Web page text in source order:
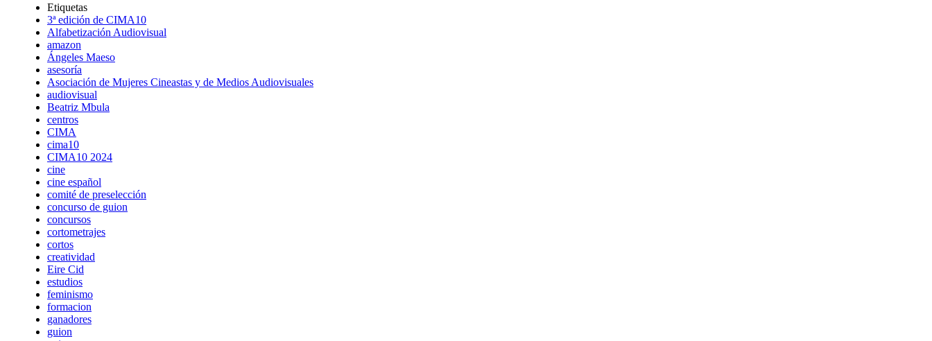
Etiquetas
3ª edición de CIMA10
Alfabetización Audiovisual
amazon
Ángeles Maeso
asesoría
Asociación de Mujeres Cineastas y de Medios Audiovisuales
audiovisual
Beatriz Mbula
centros
CIMA
cima10
CIMA10 2024
cine
cine español
comité de preselección
concurso de guion
concursos
cortometrajes
cortos
creatividad
Eire Cid
estudios
feminismo
formacion
ganadores
guion